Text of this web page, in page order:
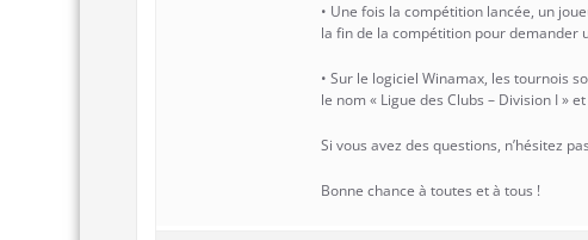
• Une fois la compétition lancée, un
la fin de la compétition pour demander
• Sur le logiciel Winamax, les tournois
le nom « Ligue des Clubs – Division I »
Si vous avez des questions, n’hésitez
Bonne chance à toutes et à tous !